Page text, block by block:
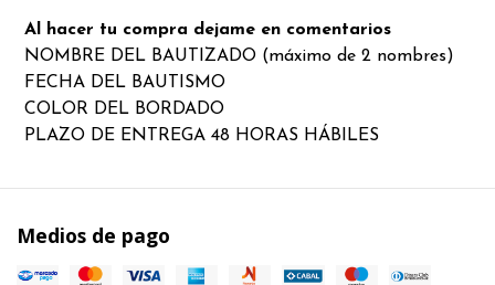
Al hacer tu compra dejame en comentarios
NOMBRE DEL BAUTIZADO (máximo de 2 nombres)
FECHA DEL BAUTISMO
COLOR DEL BORDADO
PLAZO DE ENTREGA 48 HORAS HÁBILES
Medios de pago